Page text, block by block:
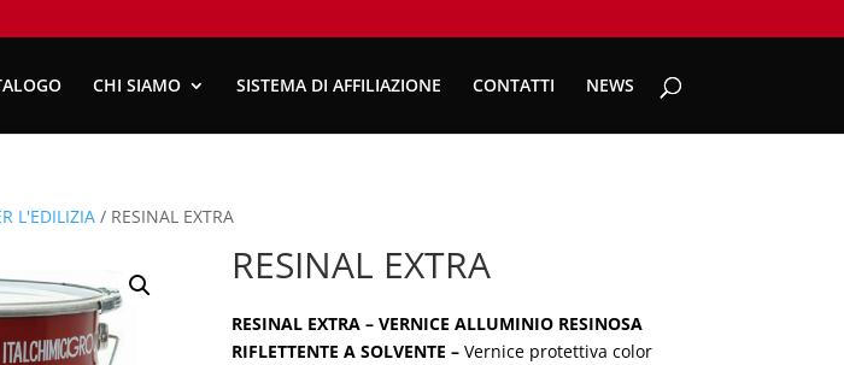
CHI SIAMO SISTEMA DI AFFILIAZIONE CONTATTI NEWS
L'EDILIZIA/ RESINAL EXTRA
RESINAL EXTRA
RESINAL EXTRA – VERNICE ALLUMINIO RESINOSA
RIFLETTENTE A SOLVENTE –Vernice protettiva color